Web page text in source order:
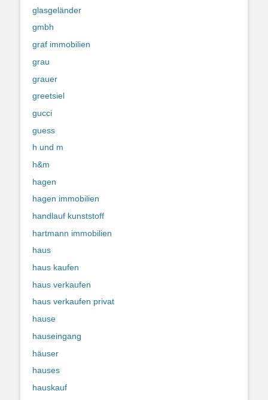
glasgeländer
gmbh
graf immobilien
grau
grauer
greetsiel
gucci
guess
h und m
h&m
hagen
hagen immobilien
handlauf kunststoff
hartmann immobilien
haus
haus kaufen
haus verkaufen
haus verkaufen privat
hause
hauseingang
häuser
hauses
hauskauf